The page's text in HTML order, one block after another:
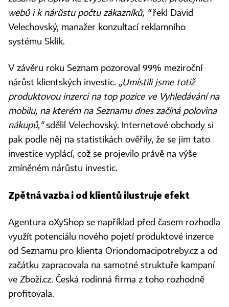
webů i k nárůstu počtu zákazníků, “řekl David
Velechovský, manažer konzultací reklamního
systému Sklik.
V závěru roku Seznam pozoroval 99% meziroční
nárůst klientských investic. „Umístili jsme totiž
produktovou inzerci na top pozice ve Vyhledávání na
mobilu, na kterém na Seznamu dnes začíná polovina
nákupů,"sdělil Velechovský. Internetové obchody si
pak podle něj na statistikách ověřily, že se jim tato
investice vyplácí, což se projevilo právě na výše
zmíněném nárůstu investic.
Zpětná vazba i od klientů ilustruje efekt
Agentura oXyShop se například před časem rozhodla
využít potenciálu nového pojetí produktové inzerce
od Seznamu pro klienta Oriondomacipotreby.cz a od
začátku zapracovala na samotné struktuře kampaní
ve Zboží.cz. Česká rodinná firma z toho rozhodně
profitovala.